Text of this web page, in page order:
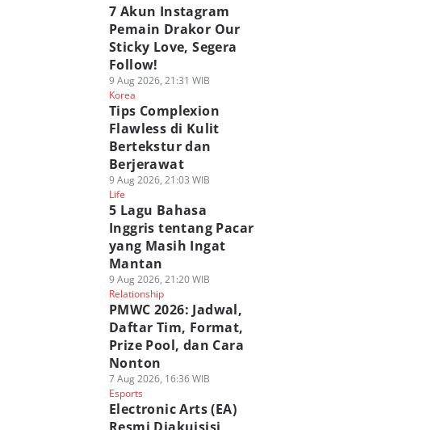
7 Akun Instagram
Pemain Drakor Our
Sticky Love, Segera
Follow!
9 Aug 2026, 21:31 WIB
Korea
Tips Complexion
Flawless di Kulit
Bertekstur dan
Berjerawat
9 Aug 2026, 21:03 WIB
Life
5 Lagu Bahasa
Inggris tentang Pacar
yang Masih Ingat
Mantan
9 Aug 2026, 21:20 WIB
Relationship
PMWC 2026: Jadwal,
Daftar Tim, Format,
Prize Pool, dan Cara
Nonton
7 Aug 2026, 16:36 WIB
Esports
Electronic Arts (EA)